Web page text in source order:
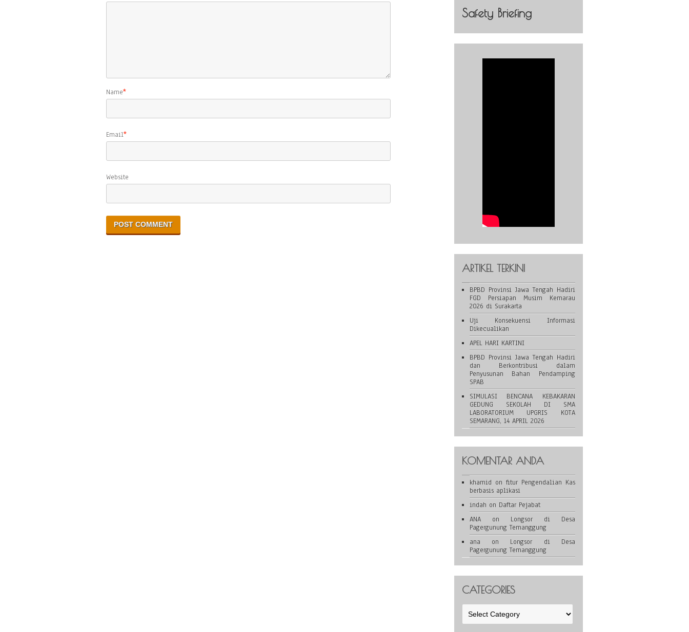
Name*
Email*
Website
Safety Briefing
ARTIKEL TERKINI
BPBD Provinsi Jawa Tengah Hadiri
FGD Persiapan Musim Kemarau
2026 di Surakarta
Uji Konsekuensi Informasi
Dikecualikan
APEL HARI KARTINI
BPBD Provinsi Jawa Tengah Hadiri
dan Berkontribusi dalam
Penyusunan Bahan Pendamping
SPAB
SIMULASI BENCANA KEBAKARAN
GEDUNG SEKOLAH DI SMA
LABORATORIUM UPGRIS KOTA
SEMARANG, 14 APRIL 2026
KOMENTAR ANDA
khamid on fitur Pengendalian Kas
berbasis aplikasi
indah on Daftar Pejabat
ANAon Longsor di Desa
Pagergunung Temanggung
ana on Longsor di Desa
Pagergunung Temanggung
CATEGORIES
Categories